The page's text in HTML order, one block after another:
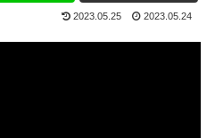
2023.05.25 2023.05.24